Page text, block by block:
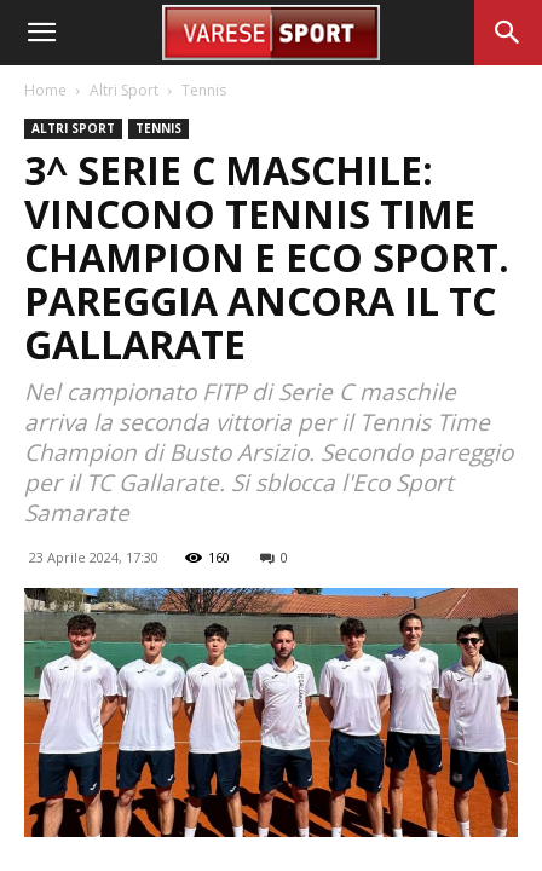
Home Altri Sport Tennis
ALTRI SPORT TENNIS
3^ SERIE C MASCHILE:
VINCONO TENNIS TIME
CHAMPION E ECO SPORT.
PAREGGIA ANCORA IL TC
GALLARATE
Nel campionato FITP di Serie C maschile
arriva la seconda vittoria per il Tennis Time
Champion di Busto Arsizio. Secondo pareggio
per il TC Gallarate. Si sblocca l'Eco Sport
Samarate
23 Aprile 2024, 17:30 160 0